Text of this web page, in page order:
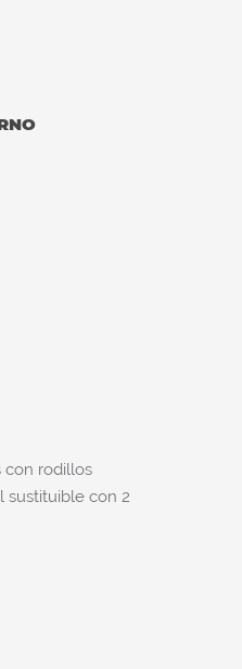
con rodillos
sustituible con 2